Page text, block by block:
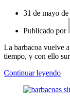
31 de mayo de
Publicado por
La barbacoa vuelve
tiempo, y con ello
Continuar leyendo